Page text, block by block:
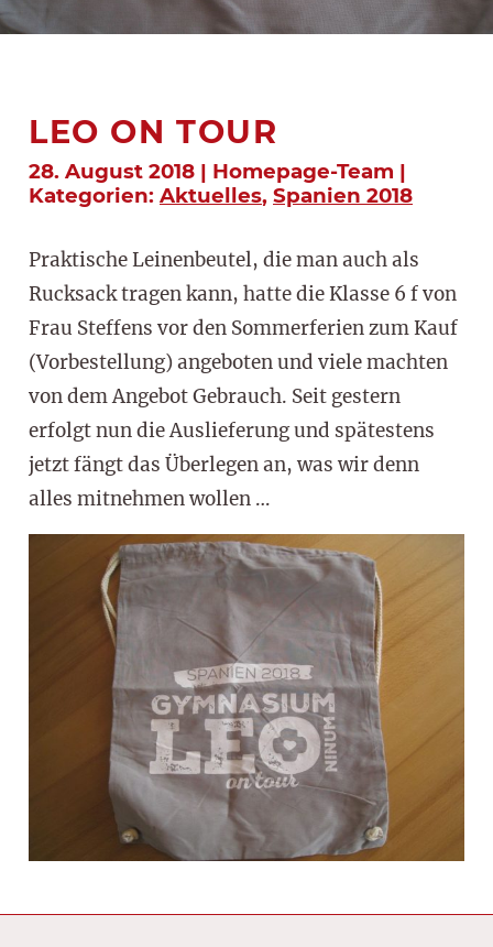
LEO ON TOUR
28. August 2018 | Homepage-Team |
Kategorien: Aktuelles, Spanien 2018
Praktische Leinenbeutel, die man auch als
Rucksack tragen kann, hatte die Klasse 6 f von
Frau Steffens vor den Sommerferien zum Kauf
(Vorbestellung) angeboten und viele machten
von dem Angebot Gebrauch. Seit gestern
erfolgt nun die Auslieferung und spätestens
jetzt fängt das Überlegen an, was wir denn
alles mitnehmen wollen …